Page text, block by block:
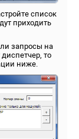
список
приходить
запросы на
то
ниже.